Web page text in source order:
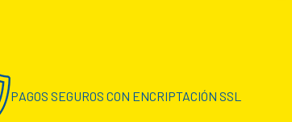
PAGOS SEGUROS CON ENCRIPTACIÓN SSL